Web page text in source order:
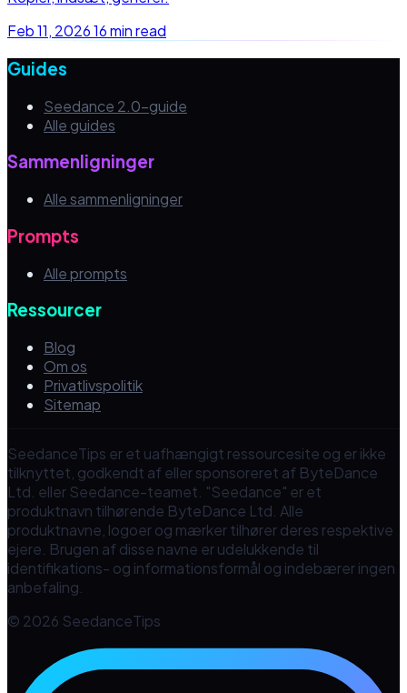
Feb 11, 202616 min read
Guides
Seedance 2.0-guide
Alle guides
Sammenligninger
Alle sammenligninger
Prompts
Alle prompts
Ressourcer
Blog
Om os
Privatlivspolitik
Sitemap
SeedanceTips er et uafhængigt ressourcesite og er ikke
tilknyttet, godkendt af eller sponsoreret af ByteDance
Ltd. eller Seedance-teamet. "Seedance" er et
produktnavn tilhørende ByteDance Ltd. Alle
produktnavne, logoer og mærker tilhører deres respektive
ejere. Brugen af disse navne er udelukkende til
identifikations- og informationsformål og indebærer ingen
anbefaling.
© 2026 SeedanceTips